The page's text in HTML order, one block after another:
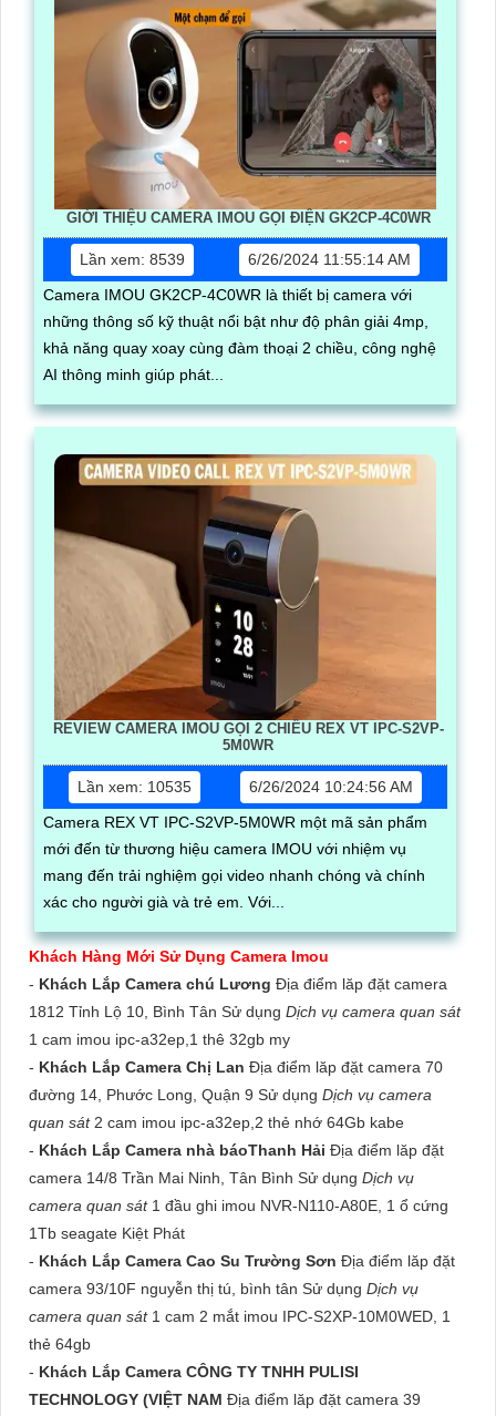
GIỚI THIỆU CAMERA IMOU GỌI ĐIỆN GK2CP-4C0WR
Lần xem: 8539
6/26/2024 11:55:14 AM
Camera IMOU GK2CP-4C0WR là thiết bị camera với
những thông số kỹ thuật nổi bật như độ phân giải 4mp,
khả năng quay xoay cùng đàm thoại 2 chiều, công nghệ
AI thông minh giúp phát...
REVIEW CAMERA IMOU GỌI 2 CHIỀU REX VT IPC-S2VP-
5M0WR
Lần xem: 10535
6/26/2024 10:24:56 AM
Camera REX VT IPC-S2VP-5M0WR một mã sản phẩm
mới đến từ thương hiệu camera IMOU với nhiệm vụ
mang đến trải nghiệm gọi video nhanh chóng và chính
xác cho người già và trẻ em. Với...
Khách Hàng Mới Sử Dụng Camera Imou
- Khách Lắp Camera chú Lương Địa điểm lăp đặt camera
1812 Tỉnh Lộ 10, Bình Tân Sử dụng Dịch vụ camera quan sát
1 cam imou ipc-a32ep,1 thê 32gb my
- Khách Lắp Camera Chị Lan Địa điểm lăp đặt camera 70
đường 14, Phước Long, Quận 9 Sử dụng Dịch vụ camera
quan sát 2 cam imou ipc-a32ep,2 thẻ nhớ 64Gb kabe
- Khách Lắp Camera nhà báoThanh Hải Địa điểm lăp đặt
camera 14/8 Trần Mai Ninh, Tân Bình Sử dụng Dịch vụ
camera quan sát 1 đầu ghi imou NVR-N110-A80E, 1 ổ cứng
1Tb seagate Kiệt Phát
- Khách Lắp Camera Cao Su Trường Sơn Địa điểm lăp đặt
camera 93/10F nguyễn thị tú, bình tân Sử dụng Dịch vụ
camera quan sát 1 cam 2 mắt imou IPC-S2XP-10M0WED, 1
thẻ 64gb
- Khách Lắp Camera CÔNG TY TNHH PULISI
TECHNOLOGY (VIỆT NAM Địa điểm lăp đặt camera 39